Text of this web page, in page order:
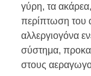
γύρη, τα
περίπτωση του
αλλεργιογόνα
σύστημα,
στους